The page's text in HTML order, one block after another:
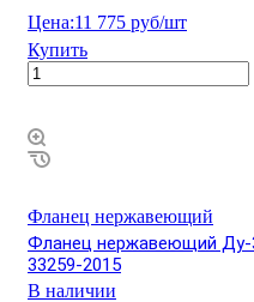
Цена:11 775 руб/шт
Купить
Фланец нержавеющий
Фланец нержавеющий Ду-
33259-2015
В наличии